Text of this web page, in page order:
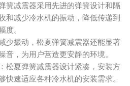
簧减震器采用先进的弹簧设计和隔
和减少冷水机的振动，降低传递到
度。
少振动，松夏弹簧减震器还能显著
音，为用户营造更安静的环境。
松夏弹簧减震器设计紧凑，安装方
快速适应各种冷水机的安装需求。